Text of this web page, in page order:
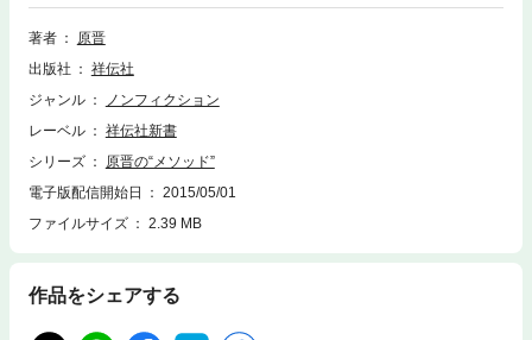
の指導法にあった。高い目標設定とそれを実現させるためにどうするか考
えることは、ビジネスも駅伝も同じだと言い切る著者。何度も苦汁をなめ
た指導力・交渉力とは？ アスリート、ビジネスマン待望の1冊を同時電
子化！
著者
原晋
出版社
祥伝社
ジャンル
ノンフィクション
レーベル
祥伝社新書
シリーズ
原晋の“メソッド”
電子版配信開始日
2015/05/01
ファイルサイズ
2.39 MB
作品をシェアする